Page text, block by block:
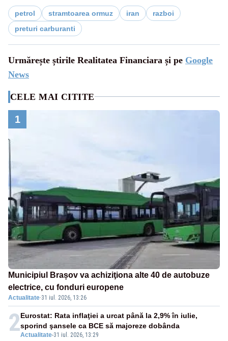
petrol stramtoarea ormuz iran
razboi
preturi carburanti
Urmărește știrile Realitatea Financiara și pe Google
News
CELE MAI CITITE
1
Municipiul Brașov va achiziţiona alte 40 de autobuze
electrice, cu fonduri europene
Actualitate·31 iul. 2026, 13:26
2Actualitate-31 iul. 2026, 13:29
Eurostat: Rata inflaţiei a urcat până la 2,9% în iulie,
sporind şansele ca BCE să majoreze dobânda